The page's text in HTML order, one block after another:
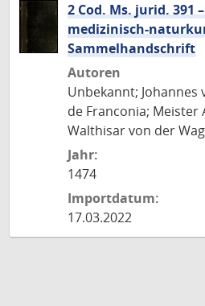
2 Cod. Ms. jurid. 391
medizinisch-
Sammelhandschrift
Autoren
Unbekannt; Johannes
de Franconia; Meister
Walthisar von der
Jahr:
1474
Importdatum:
17.03.2022